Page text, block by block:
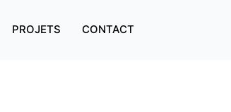
PROJETS CONTACT